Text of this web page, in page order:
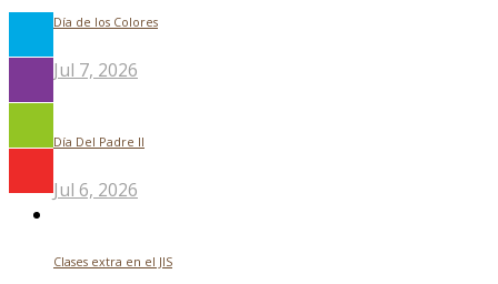
Día de los Colores
Jul 7, 2026
Día Del Padre ll
Jul 6, 2026
Clases extra en el JIS